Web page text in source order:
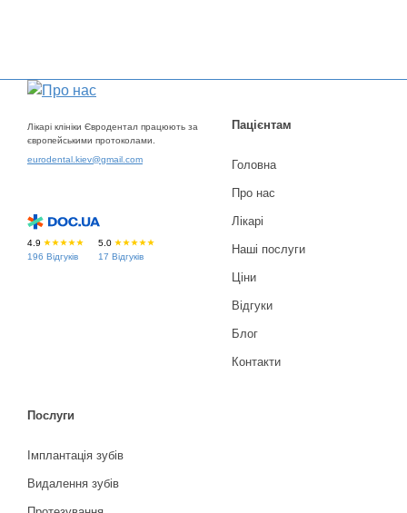
Лікарі клініки Євродентал працюють за
європейськими протоколами.
eurodental.kiev@gmail.com
4.9
196 Відгуків
5.0
17 Відгуків
Пацієнтам
Головна
Про нас
Лікарі
Наші послуги
Ціни
Відгуки
Блог
Контакти
Послуги
Імплантація зубів
Видалення зубів